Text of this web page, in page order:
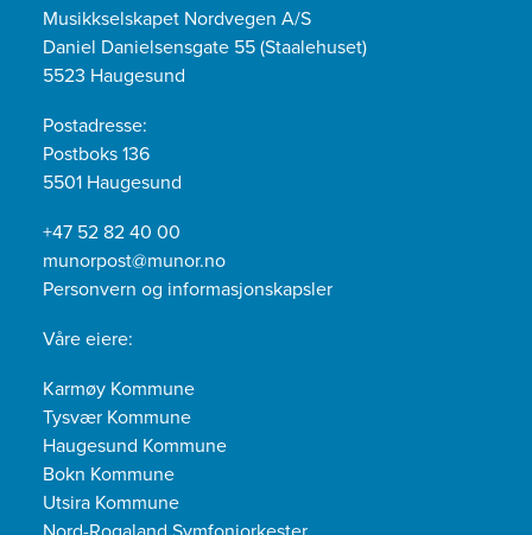
Musikkselskapet Nordvegen A/S
Daniel Danielsensgate 55 (Staalehuset)
5523 Haugesund
Postadresse:
Postboks 136
5501 Haugesund
+47 52 82 40 00
munorpost@munor.no
Personvern og informasjonskapsler
Våre eiere:
Karmøy Kommune
Tysvær Kommune
Haugesund Kommune
Bokn Kommune
Utsira Kommune